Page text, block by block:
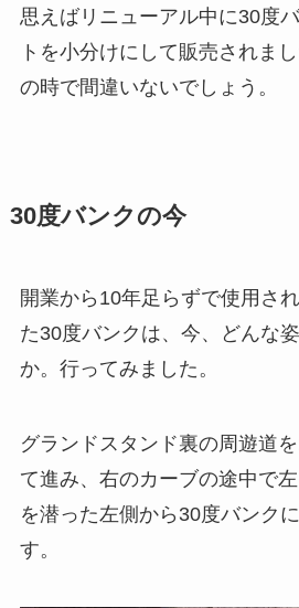
思えばリニューアル中に30度
トを小分けにして販売されま
の時で間違いないでしょう。
30度バンクの今
開業から10年足らずで使用さ
た30度バンクは、今、どんな
か。行ってみました。
グランドスタンド裏の周遊道
て進み、右のカーブの途中で
を潜った左側から30度バンク
す。